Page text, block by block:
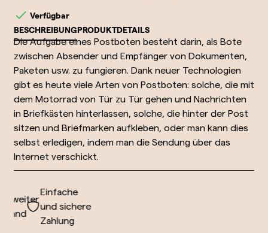
 Verfügbar
BESCHREIBUNGPRODUKTDETAILS
Die Aufgabe eines Postboten besteht darin, als Bote
zwischen Absender und Empfänger von Dokumenten,
Paketen usw. zu fungieren. Dank neuer Technologien
gibt es heute viele Arten von Postboten: solche, die mit
dem Motorrad von Tür zu Tür gehen und Nachrichten
in Briefkästen hinterlassen, solche, die hinter der Post
sitzen und Briefmarken aufkleben, oder man kann dies
selbst erledigen, indem man die Sendung über das
Internet verschickt.
Einfache
und sichere
Zahlung